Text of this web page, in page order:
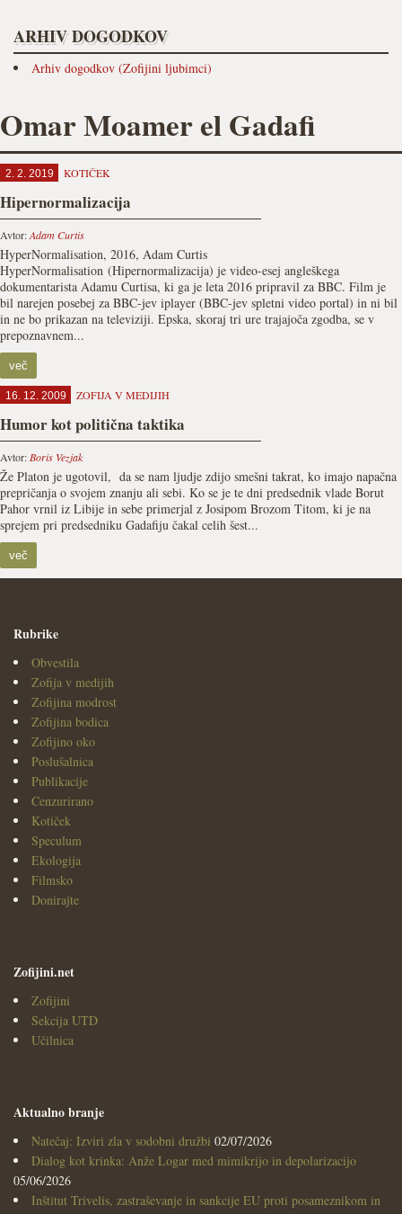
ARHIV DOGODKOV
Arhiv dogodkov (Zofijini ljubimci)
Omar Moamer el Gadafi
2. 2. 2019 KOTIČEK
Hipernormalizacija
Avtor:Adam Curtis
HyperNormalisation, 2016, Adam Curtis
HyperNormalisation (Hipernormalizacija) je video-esej angleškega
dokumentarista Adamu Curtisa, ki ga je leta 2016 pripravil za BBC. Film je
bil narejen posebej za BBC-jev iplayer (BBC-jev spletni video portal) in ni bil
in ne bo prikazan na televiziji. Epska, skoraj tri ure trajajoča zgodba, se v
prepoznavnem...
več
16. 12. 2009 ZOFIJA V MEDIJIH
Humor kot politična taktika
Avtor: Boris Vezjak
Že Platon je ugotovil, da se nam ljudje zdijo smešni takrat, ko imajo napačna
prepričanja o svojem znanju ali sebi. Ko se je te dni predsednik vlade Borut
Pahor vrnil iz Libije in sebe primerjal z Josipom Brozom Titom, ki je na
sprejem pri predsedniku Gadafiju čakal celih šest...
več
Rubrike
Obvestila
Zofija v medijih
Zofijina modrost
Zofijina bodica
Zofijino oko
Poslušalnica
Publikacije
Cenzurirano
Kotiček
Speculum
Ekologija
Filmsko
Donirajte
Zofijini.net
Zofijini
Sekcija UTD
Učilnica
Aktualno branje
Natečaj: Izviri zla v sodobni družbi 02/07/2026
Dialog kot krinka: Anže Logar med mimikrijo in depolarizacijo
05/06/2026
Inštitut Trivelis, zastraševanje in sankcije EU proti posameznikom in